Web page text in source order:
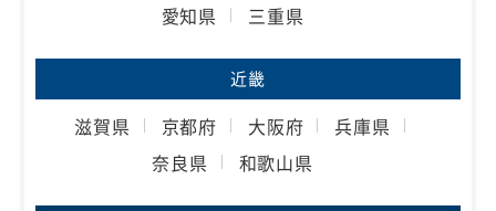
愛知県
三重県
近畿
滋賀県 京都府 大阪府
兵庫県
奈良県
和歌山県